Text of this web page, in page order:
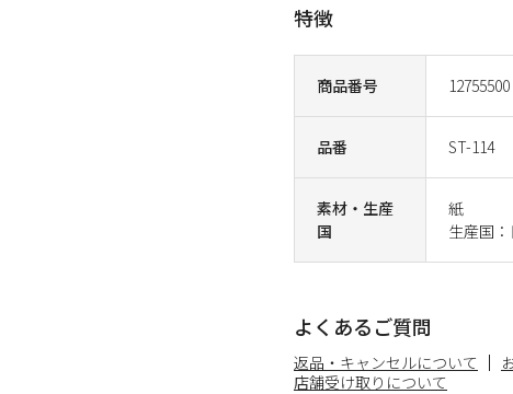
商品番号 12755500
品番 ST-114
素材・生産
国
紙
生産国
特徴
よくあるご質問
返品・キャンセルについて
店舗受け取りについて